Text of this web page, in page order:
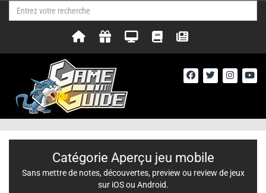
Catégorie Aperçu jeu mobile
Sans mettre de notes, découvertes, preview ou review de jeux
sur iOS ou Android.